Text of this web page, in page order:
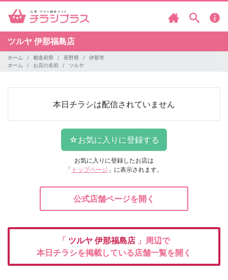
ツルヤ 伊那福島店
ホーム 都道府県 長野県
伊那市
ホーム
お店の名前 ツルヤ
本日チラシは配信されていません
お気に入りに登録したお店は
「 トップページ 」に表示されます。
公式店舗ページを開く
「 ツルヤ 伊那福島店 」周辺で
本日チラシを掲載している店舗一覧を開く